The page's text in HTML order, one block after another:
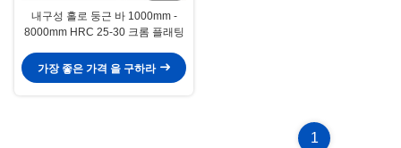
내구성 홀로 둥근 바 1000mm -
8000mm HRC 25-30 크롬 플래팅
가장 좋은 가격 을 구하라
1